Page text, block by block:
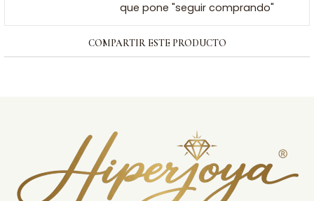
que pone "seguir comprando"
COMPARTIR ESTE PRODUCTO